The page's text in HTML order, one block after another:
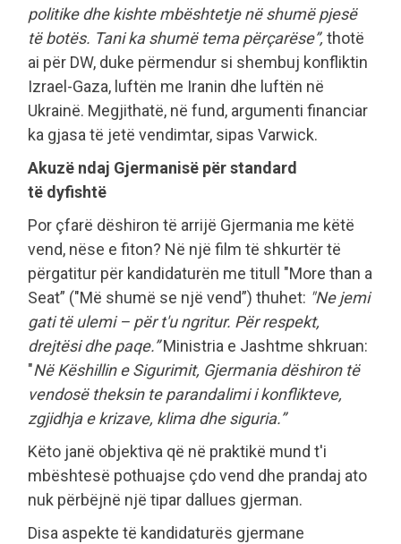
politike dhe kishte mbështetje në shumë pjesë
të botës. Tani ka shumë tema përçarëse”, thotë
ai për DW, duke përmendur si shembuj konfliktin
Izrael-Gaza, luftën me Iranin dhe luftën në
Ukrainë. Megjithatë, në fund, argumenti financiar
ka gjasa të jetë vendimtar, sipas Varwick.
Akuzë ndaj Gjermanisë për standard
të dyfishtë
Por çfarë dëshiron të arrijë Gjermania me këtë
vend, nëse e fiton? Në një film të shkurtër të
përgatitur për kandidaturën me titull "More than a
Seat” ("Më shumë se një vend”) thuhet: "Ne jemi
gati të ulemi – për t'u ngritur. Për respekt,
drejtësi dhe paqe.”Ministria e Jashtme shkruan:
"Në Këshillin e Sigurimit, Gjermania dëshiron të
vendosë theksin te parandalimi i konflikteve,
zgjidhja e krizave, klima dhe siguria.”
Këto janë objektiva që në praktikë mund t'i
mbështesë pothuajse çdo vend dhe prandaj ato
nuk përbëjnë një tipar dallues gjerman.
Disa aspekte të kandidaturës gjermane